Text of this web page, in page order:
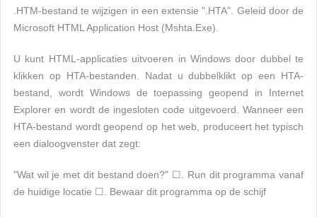
.HTM-bestand te wijzigen in een extensie ".HTA". Geleid door de
Microsoft HTML Application Host (Mshta.Exe).
U kunt HTML-applicaties uitvoeren in Windows door dubbel te
klikken op HTA-bestanden. Nadat u dubbelklikt op een HTA-
bestand, wordt Windows de toepassing geopend in Internet
Explorer en wordt de ingesloten code uitgevoerd. Wanneer een
HTA-bestand wordt geopend op het web, produceert het typisch
een dialoogvenster dat zegt:
"Wat wil je met dit bestand doen?" ☐. Run dit programma vanaf
de huidige locatie ☐. Bewaar dit programma op de schijf